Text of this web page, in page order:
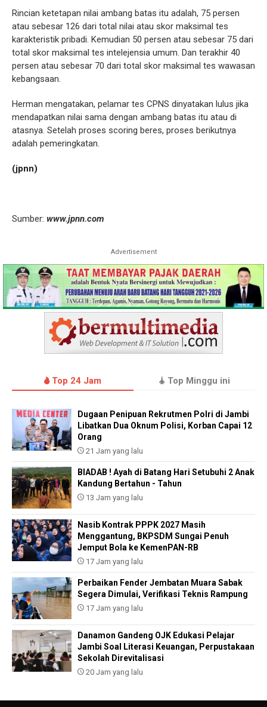
Rincian ketetapan nilai ambang batas itu adalah, 75 persen
atau sebesar 126 dari total nilai atau skor maksimal tes
karakteristik pribadi. Kemudian 50 persen atau sebesar 75 dari
total skor maksimal tes intelejensia umum. Dan terakhir 40
persen atau sebesar 70 dari total skor maksimal tes wawasan
kebangsaan.
Herman mengatakan, pelamar tes CPNS dinyatakan lulus jika
mendapatkan nilai sama dengan ambang batas itu atau di
atasnya. Setelah proses scoring beres, proses berikutnya
adalah pemeringkatan.
(jpnn)
Sumber: www.jpnn.com
Advertisement
Top 24 Jam Top Minggu ini
Dugaan Penipuan Rekrutmen Polri di Jambi
Libatkan Dua Oknum Polisi, Korban Capai 12
Orang
21 Jam yang lalu
BIADAB ! Ayah di Batang Hari Setubuhi 2 Anak
Kandung Bertahun - Tahun
13 Jam yang lalu
Nasib Kontrak PPPK 2027 Masih
Menggantung, BKPSDM Sungai Penuh
Jemput Bola ke KemenPAN-RB
17 Jam yang lalu
Perbaikan Fender Jembatan Muara Sabak
Segera Dimulai, Verifikasi Teknis Rampung
17 Jam yang lalu
Danamon Gandeng OJK Edukasi Pelajar
Jambi Soal Literasi Keuangan, Perpustakaan
Sekolah Direvitalisasi
20 Jam yang lalu